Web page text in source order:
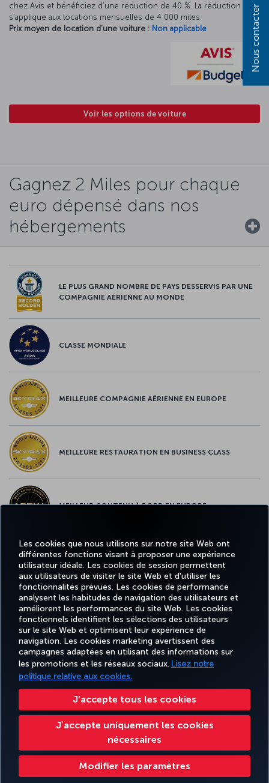
Les cookies que nous utilisons sur notre site Web ont
différentes fonctions visant à proposer une expérience
utilisateur idéale. Les cookies de session permettent
aux utilisateurs de visiter le site Web et d'utiliser les
fonctionnalités prévues. Les cookies de performance
analysent les habitudes de navigation des utilisateurs et
améliorent les performances du site Web. Les cookies
fonctionnels identifient les sélections des utilisateurs
sur le site Web et optimisent leur expérience de
navigation. Les cookies marketing avertissent des
campagnes adaptées en utilisant des informations sur
les promotions et les réseaux sociaux. Lisez notre
politique relative aux cookies.
J’accepte tous les cookies
Jʼaccepte uniquement les cookies
nécessaires
Modifier les paramètres
chez Avis et bénéficiez d’une réduction de 40 %. La réduction Avis
s’applique aux locations mensuelles de 4 000 miles.
Prix moyen de location d'une voiture : Non applicable
Voir les options de voiture
Gagnez 2 Miles pour chaque
euro dépensé dans nos
hébergements
LE PLUS GRAND NOMBRE DE PAYS DESSERVIS PAR UNE
COMPAGNIE AÉRIENNE AU MONDE
CLASSE MONDIALE
MEILLEURE COMPAGNIE AÉRIENNE EN EUROPE
MEILLEURE RESTAURATION EN BUSINESS CLASS
MEILLEUR CONTENU À BORD EN EUROPE
MEILLEUR WI-FI EN EUROPE
Facebook
TwitterInstagram
YouTubeLinkedIn
TiktokBlogPinterest
RÉSERVER
ET GÉRER
EXPÉRIENCE
OFFRES ET
DESTINATIONS
AIDE
MILES
&
Accessibilité
Modifier les paramètres des cookies. Plan de service client US DOT
Droits des personnes concernées dans l’UE.
Turkish Airlines Copyright © 1996 - 2026
Nous contacter